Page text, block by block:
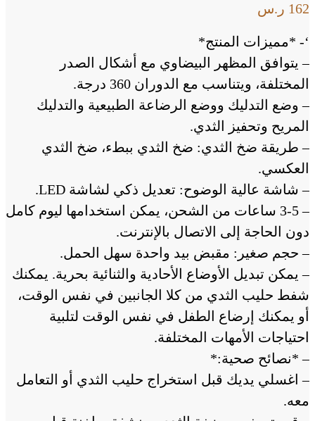
162 ر.س
‘- *مميزات المنتج*
– يتوافق المظهر البيضاوي مع أشكال الصدر
المختلفة، ويتناسب مع الدوران 360 درجة.
– وضع التدليك ووضع الرضاعة الطبيعية والتدليك
المريح وتحفيز الثدي.
– طريقة ضخ الثدي: ضخ الثدي ببطء، ضخ الثدي
العكسي.
– شاشة عالية الوضوح: تعديل ذكي لشاشة LED.
– 3-5 ساعات من الشحن، يمكن استخدامها ليوم كامل
دون الحاجة إلى الاتصال بالإنترنت.
– حجم صغير: مقبض بيد واحدة سهل الحمل.
– يمكن تبديل الأوضاع الأحادية والثنائية بحرية. يمكنك
شفط حليب الثدي من كلا الجانبين في نفس الوقت،
أو يمكنك إرضاع الطفل في نفس الوقت لتلبية
احتياجات الأمهات المختلفة.
– *نصائح صحية:*
– اغسلي يديك قبل استخراج حليب الثدي أو التعامل
معه.